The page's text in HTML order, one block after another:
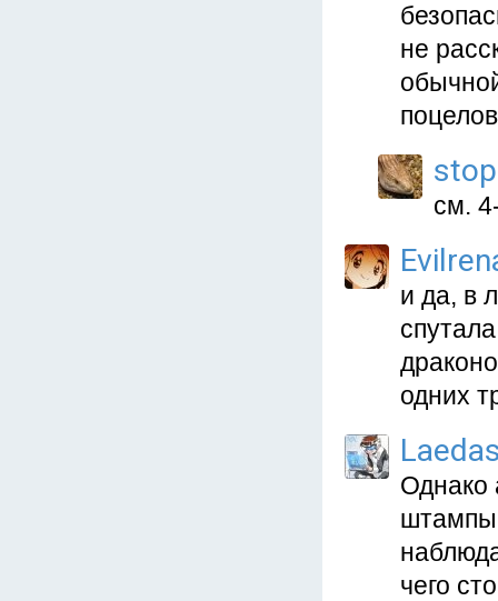
не
см.
и да, в
одних
Однако
чего